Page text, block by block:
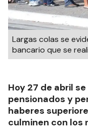
Largas colas se
bancario que se
Hoy 27 de abril
pensionados y
haberes
culminen con los